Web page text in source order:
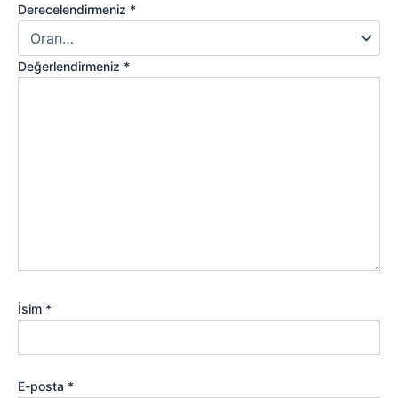
Derecelendirmeniz *
Değerlendirmeniz *
İsim *
E-posta *